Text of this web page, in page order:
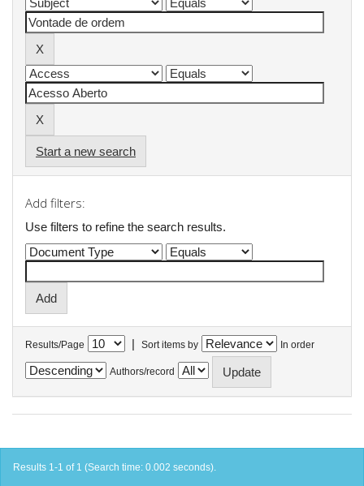
Start a new search
Add filters:
Use filters to refine the search results.
Results/Page | Sort items by In order
Authors/record
Results 1-1 of 1 (Search time: 0.002 seconds).